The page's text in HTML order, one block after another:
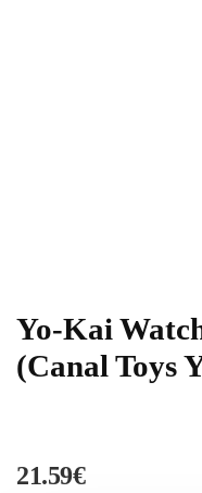
Yo-Kai
(Canal Toys
21.59€